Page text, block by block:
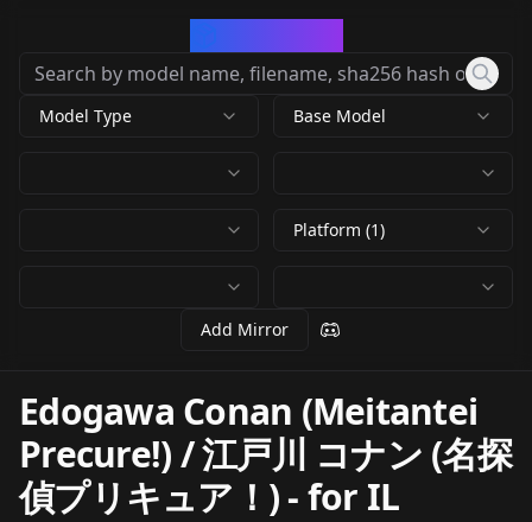
Model Type Base Model
Platform (1)
Add Mirror
Edogawa Conan (Meitantei
Precure!) / 江戸川 コナン (名探
偵プリキュア！)-for IL